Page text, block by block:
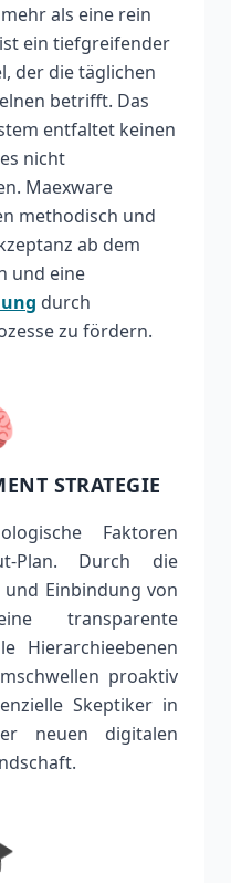
als eine rein
ein tiefgreifender
der die täglichen
betrifft. Das
entfaltet keinen
nicht
Maexware
methodisch und
ab dem
und eine
durch
zu fördern.
STRATEGIE
Faktoren
Plan. Durch die
Einbindung von
transparente
Hierarchieebenen
proaktiv
Skeptiker in
neuen digitalen